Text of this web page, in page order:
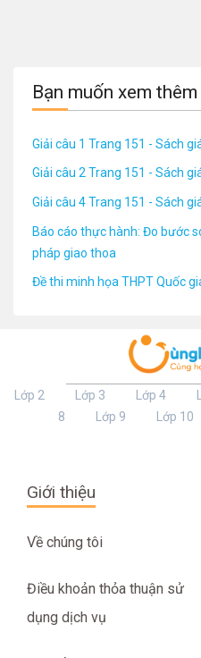
Bạn muốn xem
Giải câu 1 Trang 151 - Sách
Giải câu 2 Trang 151 - Sách
Giải câu 4 Trang 151 - Sách
Báo cáo thực hành: Đo bước
pháp giao thoa
Đề thi minh họa THPT Quốc
Lớp 2 Lớp 3 Lớp 4
8
Lớp 9 Lớp 10
Giới thiệu
Về chúng tôi
Điều khoản thỏa thuận sử
dụng dịch vụ